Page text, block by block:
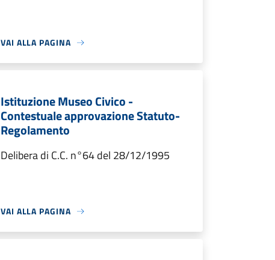
VAI ALLA PAGINA
Istituzione Museo Civico -
Contestuale approvazione Statuto-
Regolamento
Delibera di C.C. n°64 del 28/12/1995
VAI ALLA PAGINA